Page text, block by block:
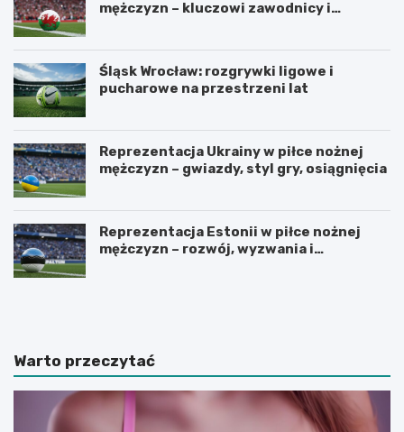
mężczyzn – kluczowi zawodnicy i
Śląsk Wrocław: rozgrywki ligowe i
pucharowe na przestrzeni lat
Reprezentacja Ukrainy w piłce nożnej
mężczyzn – gwiazdy, styl gry, osiągnięcia
Reprezentacja Estonii w piłce nożnej
mężczyzn – rozwój, wyzwania i
U
z
a
m
Z
j
m
y
Warto przeczytać